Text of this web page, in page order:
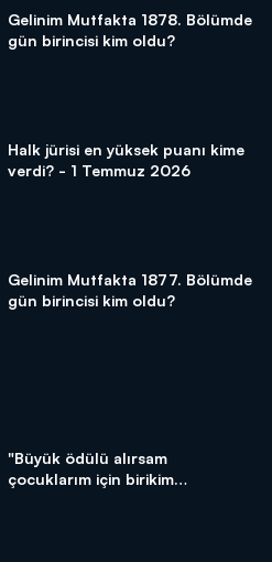
Gelinim Mutfakta 1878. Bölümde
gün birincisi kim oldu?
Halk jürisi en yüksek puanı kime
verdi? - 1 Temmuz 2026
Gelinim Mutfakta 1877. Bölümde
gün birincisi kim oldu?
"Büyük ödülü alırsam
çocuklarım için birikim